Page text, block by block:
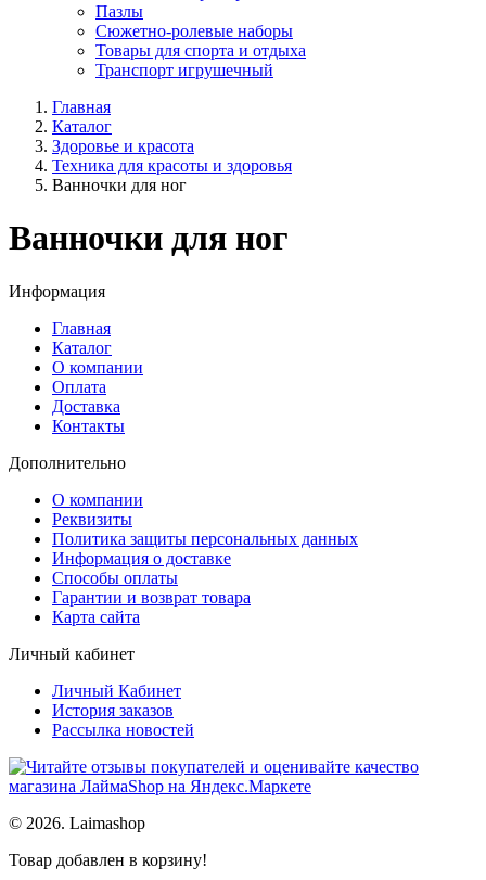
Пазлы
Сюжетно-ролевые наборы
Товары для спорта и отдыха
Транспорт игрушечный
Главная
Каталог
Здоровье и красота
Техника для красоты и здоровья
Ванночки для ног
Ванночки для ног
Информация
Главная
Каталог
О компании
Оплата
Доставка
Контакты
Дополнительно
О компании
Реквизиты
Политика защиты персональных данных
Информация о доставке
Способы оплаты
Гарантии и возврат товара
Карта сайта
Личный кабинет
Личный Кабинет
История заказов
Рассылка новостей
© 2026. Laimashop
Товар добавлен в корзину!